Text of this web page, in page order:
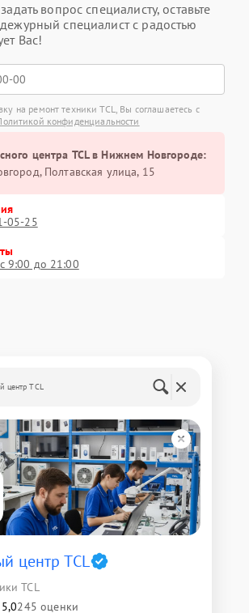
вопрос специалисту, оставьте
специалист с радостью
Вас!
на ремонт техники TCL, Вы соглашаетесь с
конфиденциальности
центра TCL в Нижнем Новгороде:
Полтавская улица, 15
05-25
9:00 до 21:00
центр TCL
центр TCL
TCL
5,0245 оценки